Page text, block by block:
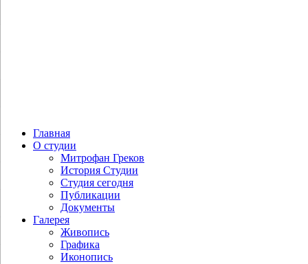
Главная
О студии
Митрофан Греков
История Студии
Студия сегодня
Публикации
Документы
Галерея
Живопись
Графика
Иконопись